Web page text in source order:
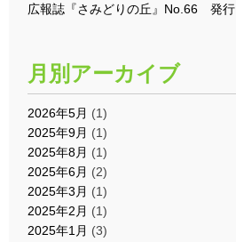
広報誌『さみどりの丘』No.66 発行
月別アーカイブ
2026年5月 (1)
2025年9月 (1)
2025年8月 (1)
2025年6月 (2)
2025年3月 (1)
2025年2月 (1)
2025年1月 (3)